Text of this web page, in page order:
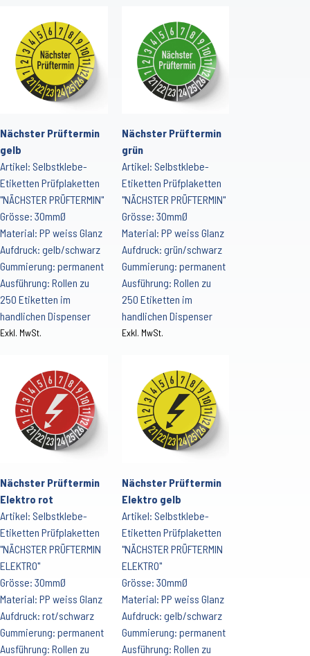
Nächster Prüftermin
gelb
Artikel: Selbstklebe-
Etiketten Prüfplaketten
"NÄCHSTER PRÜFTERMIN"
Grösse: 30mmØ
Material: PP weiss Glanz
Aufdruck: gelb/schwarz
Gummierung: permanent
Ausführung: Rollen zu
250 Etiketten im
handlichen Dispenser
Exkl. MwSt.
Nächster Prüftermin
grün
Artikel: Selbstklebe-
Etiketten Prüfplaketten
"NÄCHSTER PRÜFTERMIN"
Grösse: 30mmØ
Material: PP weiss Glanz
Aufdruck: grün/schwarz
Gummierung: permanent
Ausführung: Rollen zu
250 Etiketten im
handlichen Dispenser
Exkl. MwSt.
Nächster Prüftermin
Elektro rot
Artikel: Selbstklebe-
Etiketten Prüfplaketten
"NÄCHSTER PRÜFTERMIN
ELEKTRO"
Grösse: 30mmØ
Material: PP weiss Glanz
Aufdruck: rot/schwarz
Gummierung: permanent
Ausführung: Rollen zu
Nächster Prüftermin
Elektro gelb
Artikel: Selbstklebe-
Etiketten Prüfplaketten
"NÄCHSTER PRÜFTERMIN
ELEKTRO"
Grösse: 30mmØ
Material: PP weiss Glanz
Aufdruck: gelb/schwarz
Gummierung: permanent
Ausführung: Rollen zu